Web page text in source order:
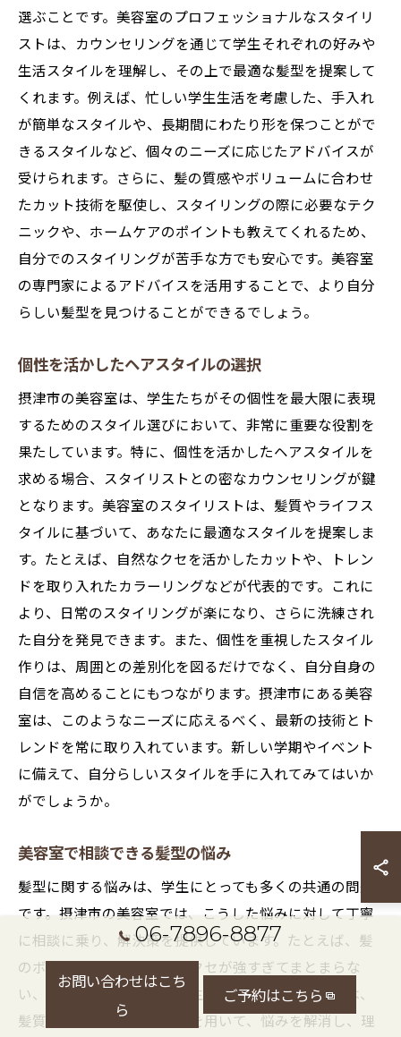
選ぶことです。美容室のプロフェッショナルなスタイリ
ストは、カウンセリングを通じて学生それぞれの好みや
生活スタイルを理解し、その上で最適な髪型を提案して
くれます。例えば、忙しい学生生活を考慮した、手入れ
が簡単なスタイルや、長期間にわたり形を保つことがで
きるスタイルなど、個々のニーズに応じたアドバイスが
受けられます。さらに、髪の質感やボリュームに合わせ
たカット技術を駆使し、スタイリングの際に必要なテク
ニックや、ホームケアのポイントも教えてくれるため、
自分でのスタイリングが苦手な方でも安心です。美容室
の専門家によるアドバイスを活用することで、より自分
らしい髪型を見つけることができるでしょう。
個性を活かしたヘアスタイルの選択
摂津市の美容室は、学生たちがその個性を最大限に表現
するためのスタイル選びにおいて、非常に重要な役割を
果たしています。特に、個性を活かしたヘアスタイルを
求める場合、スタイリストとの密なカウンセリングが鍵
となります。美容室のスタイリストは、髪質やライフス
タイルに基づいて、あなたに最適なスタイルを提案しま
す。たとえば、自然なクセを活かしたカットや、トレン
ドを取り入れたカラーリングなどが代表的です。これに
より、日常のスタイリングが楽になり、さらに洗練され
た自分を発見できます。また、個性を重視したスタイル
作りは、周囲との差別化を図るだけでなく、自分自身の
自信を高めることにもつながります。摂津市にある美容
室は、このようなニーズに応えるべく、最新の技術とト
レンドを常に取り入れています。新しい学期やイベント
に備えて、自分らしいスタイルを手に入れてみてはいか
がでしょうか。
美容室で相談できる髪型の悩み
髪型に関する悩みは、学生にとっても多くの共通の問題
です。摂津市の美容室では、こうした悩みに対して丁寧
に相談に乗り、解決策を提供しています。たとえば、髪
のボリュームが足りない、クセが強すぎてまとまらな
い、といった問題に悩む学生は多いです。美容室では、
髪質に合わせたカット技術を用いて、悩みを解消し、理
06-7896-8877
お問い合わせはこち
ら
ご予約はこちら